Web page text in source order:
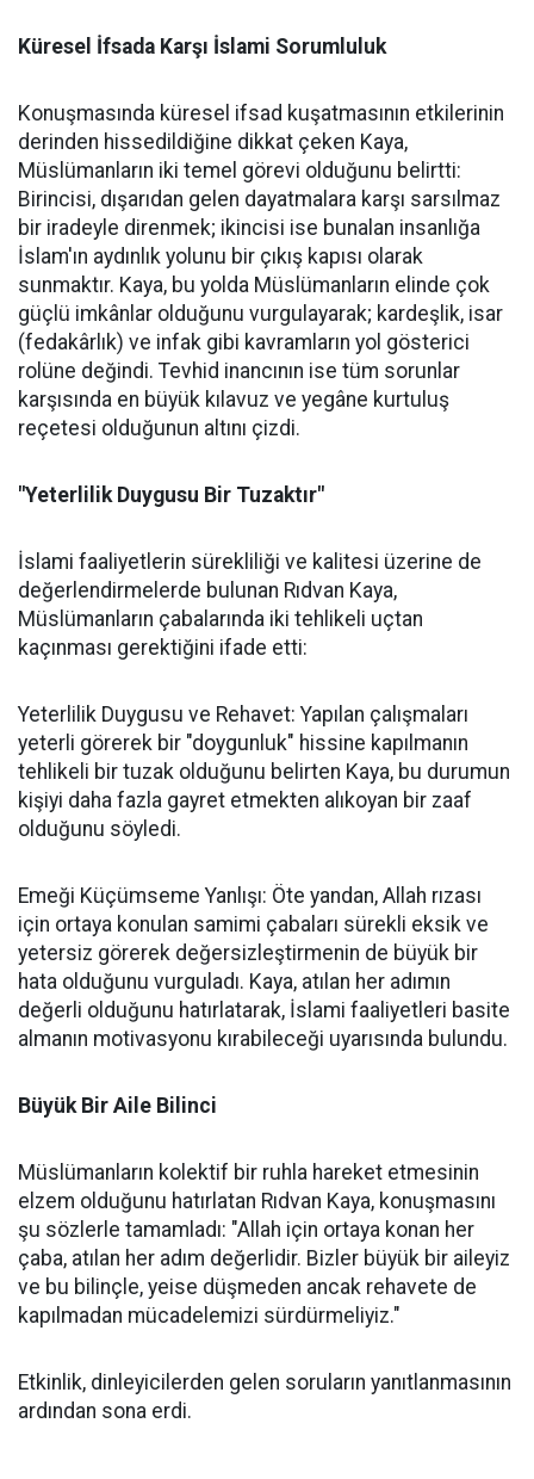
Küresel İfsada Karşı İslami Sorumluluk
Konuşmasında küresel ifsad kuşatmasının etkilerinin
derinden hissedildiğine dikkat çeken Kaya,
Müslümanların iki temel görevi olduğunu belirtti:
Birincisi, dışarıdan gelen dayatmalara karşı sarsılmaz
bir iradeyle direnmek; ikincisi ise bunalan insanlığa
İslam'ın aydınlık yolunu bir çıkış kapısı olarak
sunmaktır. Kaya, bu yolda Müslümanların elinde çok
güçlü imkânlar olduğunu vurgulayarak; kardeşlik, isar
(fedakârlık) ve infak gibi kavramların yol gösterici
rolüne değindi. Tevhid inancının ise tüm sorunlar
karşısında en büyük kılavuz ve yegâne kurtuluş
reçetesi olduğunun altını çizdi.
"Yeterlilik Duygusu Bir Tuzaktır"
İslami faaliyetlerin sürekliliği ve kalitesi üzerine de
değerlendirmelerde bulunan Rıdvan Kaya,
Müslümanların çabalarında iki tehlikeli uçtan
kaçınması gerektiğini ifade etti:
Yeterlilik Duygusu ve Rehavet: Yapılan çalışmaları
yeterli görerek bir "doygunluk" hissine kapılmanın
tehlikeli bir tuzak olduğunu belirten Kaya, bu durumun
kişiyi daha fazla gayret etmekten alıkoyan bir zaaf
olduğunu söyledi.
Emeği Küçümseme Yanlışı: Öte yandan, Allah rızası
için ortaya konulan samimi çabaları sürekli eksik ve
yetersiz görerek değersizleştirmenin de büyük bir
hata olduğunu vurguladı. Kaya, atılan her adımın
değerli olduğunu hatırlatarak, İslami faaliyetleri basite
almanın motivasyonu kırabileceği uyarısında bulundu.
Büyük Bir Aile Bilinci
Müslümanların kolektif bir ruhla hareket etmesinin
elzem olduğunu hatırlatan Rıdvan Kaya, konuşmasını
şu sözlerle tamamladı: "Allah için ortaya konan her
çaba, atılan her adım değerlidir. Bizler büyük bir aileyiz
ve bu bilinçle, yeise düşmeden ancak rehavete de
kapılmadan mücadelemizi sürdürmeliyiz."
Etkinlik, dinleyicilerden gelen soruların yanıtlanmasının
ardından sona erdi.